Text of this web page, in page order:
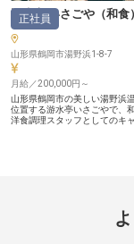
設では、働く皆様が安心して長
躍できる環境を整えています。
間外勤務は基本的に発生しない
め、仕事とプライベートのバラ
を大切にしながら働けます。
保険も完備しており、もしもの
安心です。 客室清掃や館内の整
備、備品の補充など、幅広い業
通じて様々なスキルを身につ
とができ、おもてなしのプロ
ショナルとして着実に成長でき
游水亭 いさごや （和食）
正社員
山形県鶴岡市湯野浜1-8-7
月給／200,000円～
山形県鶴岡市の美しい湯野浜
位置する游水亭いさごやで、
洋食調理スタッフとしてのキャ
私たちと一緒に形にしましょ
※2025年10月23日時点の情報